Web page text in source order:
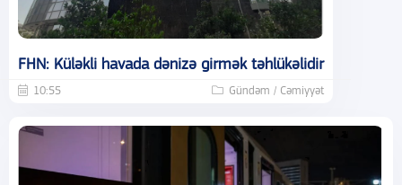
FHN: Küləkli havada dənizə girmək təhlükəlidir
10:55 Gündəm / Cəmiyyət